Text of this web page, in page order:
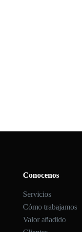
Conocenos
Servicios
Cómo trabajamos
Valor añadido